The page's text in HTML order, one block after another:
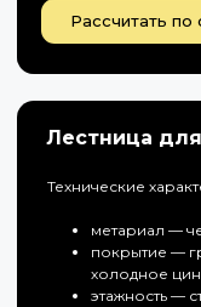
Рассчитать
Лестница
Технические
метариал —
покрытие —
холодное
этажность —